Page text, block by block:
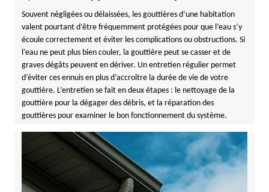
Souvent négligées ou délaissées, les gouttières d’une habitation
valent pourtant d’être fréquemment protégées pour que l’eau s’y
écoule correctement et éviter les complications ou obstructions. Si
l’eau ne peut plus bien couler, la gouttière peut se casser et de
graves dégâts peuvent en dériver. Un entretien régulier permet
d’éviter ces ennuis en plus d’accroître la durée de vie de votre
gouttière. L’entretien se fait en deux étapes : le nettoyage de la
gouttière pour la dégager des débris, et la réparation des
gouttières pour examiner le bon fonctionnement du système.